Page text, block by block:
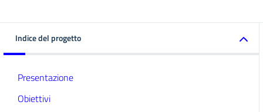
Indice del progetto
Presentazione
Obiettivi